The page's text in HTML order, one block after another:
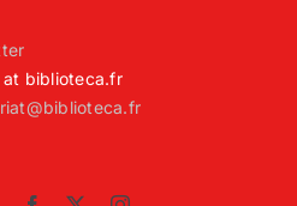
biblioteca.fr